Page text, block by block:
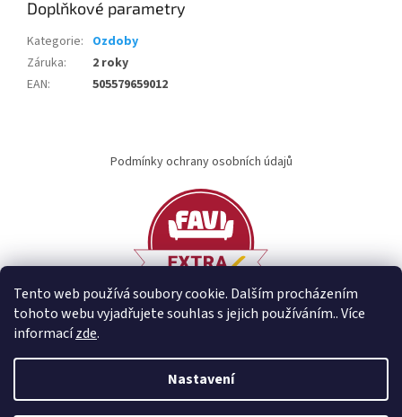
Tento web používá soubory cookie. Dalším procházením
tohoto webu vyjadřujete souhlas s jejich používáním.. Více
informacízde.
Nastavení
Doplňkové parametry
Kategorie: Ozdoby
Záruka:
2 roky
EAN: 505579659012
Podmínky ochrany osobních údajů